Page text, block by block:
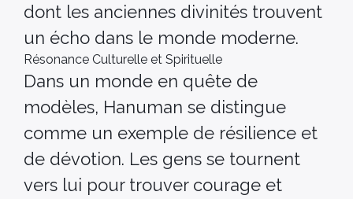
dont les anciennes divinités trouvent
un écho dans le monde moderne.
Résonance Culturelle et Spirituelle
Dans un monde en quête de
modèles, Hanuman se distingue
comme un exemple de résilience et
de dévotion. Les gens se tournent
vers lui pour trouver courage et